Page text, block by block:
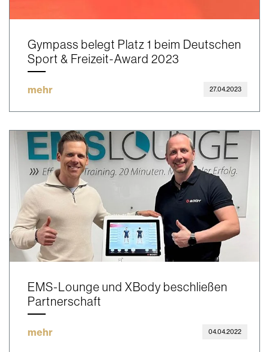
Gympass belegt Platz 1 beim Deutschen
Sport & Freizeit-Award 2023
mehr 27.04.2023
EMS-Lounge und XBody beschließen
Partnerschaft
mehr 04.04.2022